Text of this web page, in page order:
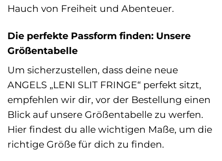
Hauch von Freiheit und Abenteuer.
Die perfekte Passform finden: Unsere
Größentabelle
Um sicherzustellen, dass deine neue
ANGELS „LENI SLIT FRINGE“ perfekt sitzt,
empfehlen wir dir, vor der Bestellung einen
Blick auf unsere Größentabelle zu werfen.
Hier findest du alle wichtigen Maße, um die
richtige Größe für dich zu finden.